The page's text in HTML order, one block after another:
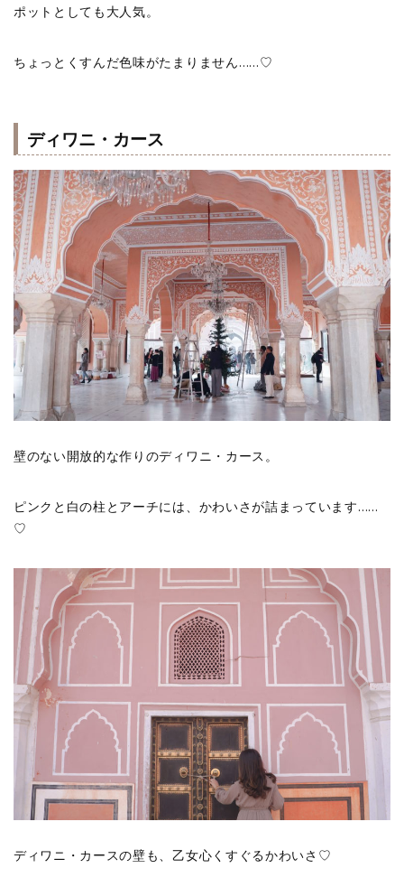
ポットとしても大人気。
ちょっとくすんだ色味がたまりません……♡
ディワニ・カース
壁のない開放的な作りのディワニ・カース。
ピンクと白の柱とアーチには、かわいさが詰まっています……
♡
ディワニ・カースの壁も、乙女心くすぐるかわいさ♡